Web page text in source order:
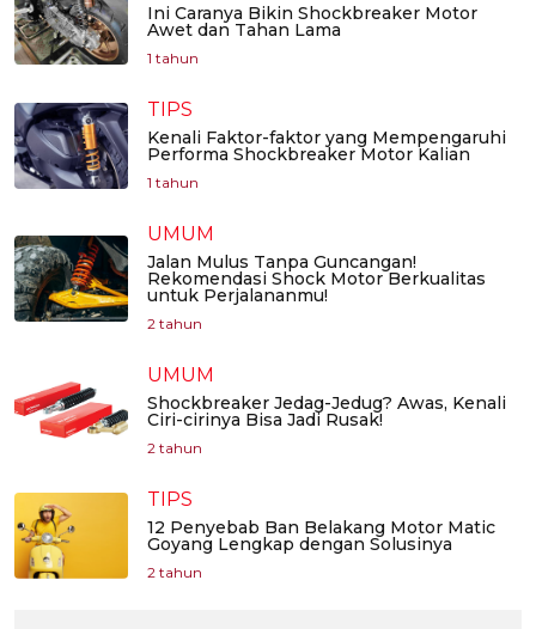
Ini Caranya Bikin Shockbreaker Motor
Awet dan Tahan Lama
1 tahun
TIPS
Kenali Faktor-faktor yang Mempengaruhi
Performa Shockbreaker Motor Kalian
1 tahun
UMUM
Jalan Mulus Tanpa Guncangan!
Rekomendasi Shock Motor Berkualitas
untuk Perjalananmu!
2 tahun
UMUM
Shockbreaker Jedag-Jedug? Awas, Kenali
Ciri-cirinya Bisa Jadi Rusak!
2 tahun
TIPS
12 Penyebab Ban Belakang Motor Matic
Goyang Lengkap dengan Solusinya
2 tahun